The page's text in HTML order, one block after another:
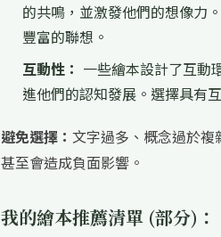
的共鳴，並激發他們的想像力
豐富的聯想。
互動性： 一些繪本設計了互動
進他們的認知發展。選擇具有
避免選擇： 文字過多、概念過於複
甚至會造成負面影響。
我的繪本推薦清單 (部分)：